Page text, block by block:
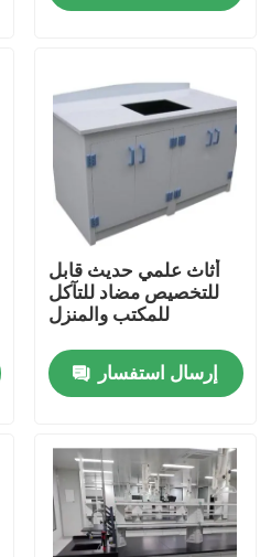
أثاث علمي حديث قابل
للتخصيص مضاد للتآكل
للمكتب والمنزل
إرسال استفسار